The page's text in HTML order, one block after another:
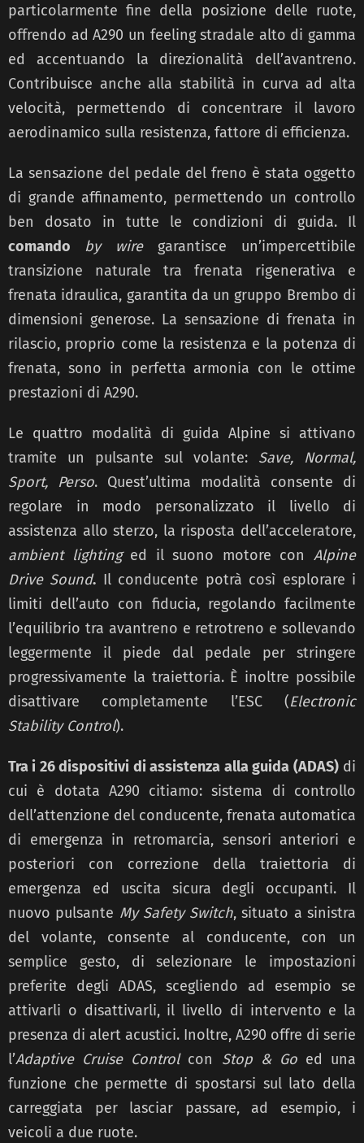
particolarmente fine della posizione delle ruote,
offrendo ad A290 un feeling stradale alto di gamma
ed accentuando la direzionalità dell’avantreno.
Contribuisce anche alla stabilità in curva ad alta
velocità, permettendo di concentrare il lavoro
aerodinamico sulla resistenza, fattore di efficienza.
La sensazione del pedale del freno è stata oggetto
di grande affinamento, permettendo un controllo
ben dosato in tutte le condizioni di guida. Il
comando by wiregarantisce un’impercettibile
transizione naturale tra frenata rigenerativa e
frenata idraulica, garantita da un gruppo Brembo di
dimensioni generose. La sensazione di frenata in
rilascio, proprio come la resistenza e la potenza di
frenata, sono in perfetta armonia con le ottime
prestazioni di A290.
Le quattro modalità di guida Alpine si attivano
tramite un pulsante sul volante: Save, Normal,
Sport, Perso. Quest’ultima modalità consente di
regolare in modo personalizzato il livello di
assistenza allo sterzo, la risposta dell’acceleratore,
ambient lighting ed il suono motore conAlpine
Drive Sound. Il conducente potrà così esplorare i
limiti dell’auto con fiducia, regolando facilmente
l’equilibrio tra avantreno e retrotreno e sollevando
leggermente il piede dal pedale per stringere
progressivamente la traiettoria. È inoltre possibile
disattivare completamente l’ESC (Electronic
Stability Control).
Tra i 26 dispositivi di assistenza alla guida (ADAS)di
cui è dotata A290 citiamo: sistema di controllo
dell’attenzione del conducente, frenata automatica
di emergenza in retromarcia, sensori anteriori e
posteriori con correzione della traiettoria di
emergenza ed uscita sicura degli occupanti. Il
nuovo pulsante My Safety Switch, situato a sinistra
del volante, consente al conducente, con un
semplice gesto, di selezionare le impostazioni
preferite degli ADAS, scegliendo ad esempio se
attivarli o disattivarli, il livello di intervento e la
presenza di alert acustici. Inoltre, A290 offre di serie
l’Adaptive Cruise Control con Stop & Go ed una
funzione che permette di spostarsi sul lato della
carreggiata per lasciar passare, ad esempio, i
veicoli a due ruote.